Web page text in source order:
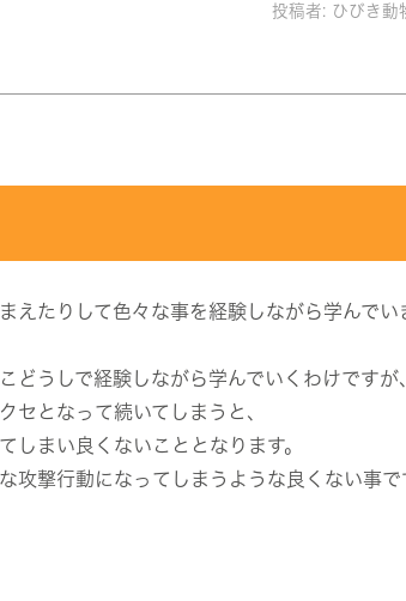
投稿者: ひびき動
えたりして色々な事を経験しながら学んでい
どうしで経験しながら学んでいくわけですが
セとなって続いてしまうと、
しまい良くないこととなります。
攻撃行動になってしまうような良くない事で